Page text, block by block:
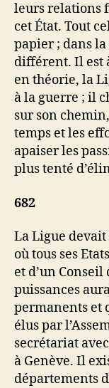
leurs relations
cet État. Tout
papier ; dans la
différent. Il est
en théorie, la
à la guerre ; il
sur son
temps et les
apaiser les
plus tenté
682
La Ligue devait
où tous ses
et d’un
puissances
permanents et
élus par
secrétariat
à Genève. Il
départements